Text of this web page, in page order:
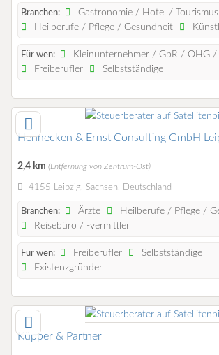
Branchen:
Gastronomie / Hotel / Tourismus
Heilberufe / Pflege / Gesundheit
Für wen:
Kleinunternehmer / GbR / OHG /
Freiberufler
Selbstständige
Hennecken & Ernst Consulting GmbH
2,4 km (Entfernung von Zentrum-Ost)
4155 Leipzig, Sachsen, Deutschland
Branchen: Ärzte
Heilberufe / Pflege /
Reisebüro / -vermittler
Für wen: Freiberufler
Selbstständige
Existenzgründer
Küpper & Partner